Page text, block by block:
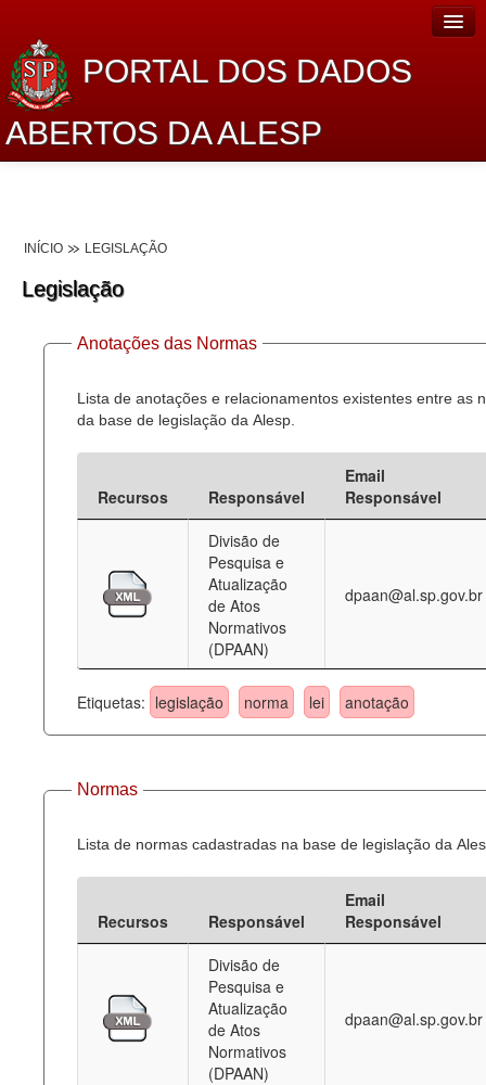
PORTAL DOS DADOS
ABERTOS DA ALESP
Dados Abertos Alesp
Lei de Acesso à Informação
Dados Governamentais Abertos
Planejamento
Deputados Estaduais
Legislação
Perguntas frequentes
Contato
INÍCIO LEGISLAÇÃO
Legislação
Anotações das Normas
Lista de anotações e relacionamentos existentes entre as
da base de legislação da Alesp.
Recursos Responsável
Email
Responsável
Divisão de
Pesquisa e
Atualização
de Atos
Normativos
(DPAAN)
dpaan@al.sp.gov.br
Etiquetas: legislação norma lei anotação
Normas
Lista de normas cadastradas na base de legislação da
Recursos Responsável
Email
Responsável
Divisão de
Pesquisa e
Atualização
de Atos
Normativos
(DPAAN)
dpaan@al.sp.gov.br